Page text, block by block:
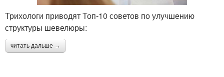
Трихологи приводят Топ-10 советов по улучшению
структуры шевелюры:
читать дальше →